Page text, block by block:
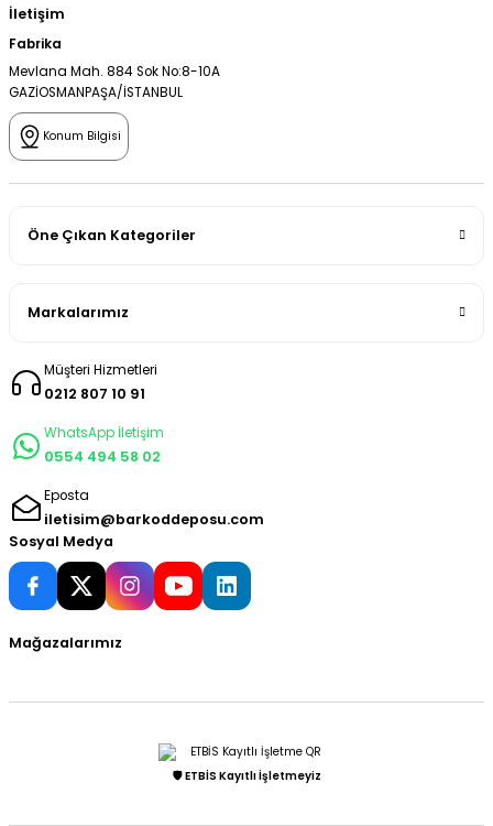
İletişim
Fabrika
Mevlana Mah. 884 Sok No:8-10A
GAZİOSMANPAŞA/İSTANBUL
Konum Bilgisi
Öne Çıkan Kategoriler
Markalarımız
Müşteri Hizmetleri
0212 807 10 91
WhatsApp İletişim
0554 494 58 02
Eposta
iletisim@barkoddeposu.com
Sosyal Medya
Mağazalarımız
🛡️ ETBİS Kayıtlı İşletmeyiz